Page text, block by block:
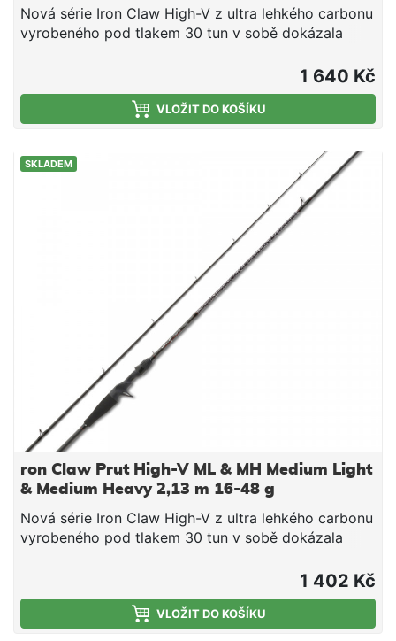
Nová série Iron Claw High-V z ultra lehkého carbonu
vyrobeného pod tlakem 30 tun v sobě dokázala
neuvěřitelně nízkou cenu. Hmotnost prutů z této
řady začíná již na 68 g. Pruty jsou velmi rychlé a
802 L2,44 m127 cm2154 g15 - 35 g5675276S-902
L2,75 m141 cm2179 g15 - 35 g
1 640 Kč
VLOŽIT DO KOŠÍKU
SKLADEM
ron Claw Prut High-V ML & MH Medium Light
& Medium Heavy 2,13 m 16-48 g
Nová série Iron Claw High-V z ultra lehkého carbonu
vyrobeného pod tlakem 30 tun v sobě dokázala
neuvěřitelně nízkou cenu. Hmotnost prutů z této
řady začíná již na 68 g. Pruty jsou velmi rychlé a
1 402 Kč
VLOŽIT DO KOŠÍKU